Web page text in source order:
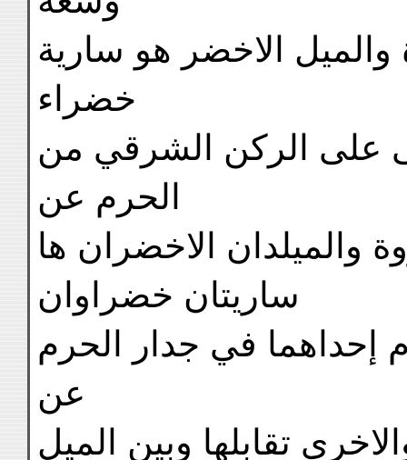
الاخضر هو سارية
خضراء
على الركن الشرقي من
الحرم عن
والميلدان الاخضران ها
ساريتان خضراوان
إحداهما في جدار الحرم
عن
تقابلها وبين الميل